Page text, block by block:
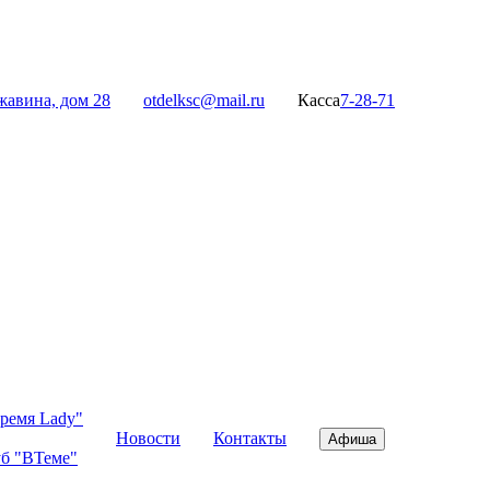
дом 28 otdelksc@mail.ru Касса7-28-71
Lady"
"ВТеме"
Новости Контакты Афиша